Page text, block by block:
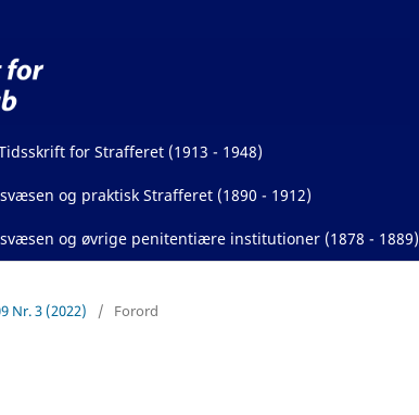
for Strafferet (1913 - 1948)
og praktisk Strafferet (1890 - 1912)
og øvrige penitentiære institutioner (1878 - 1889)
Nr. 3 (2022) / Forord